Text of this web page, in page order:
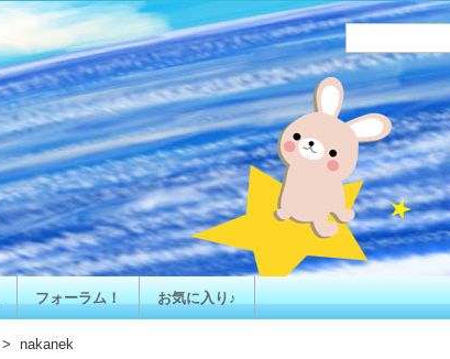
フォーラム！ お気に入り♪
> nakanek